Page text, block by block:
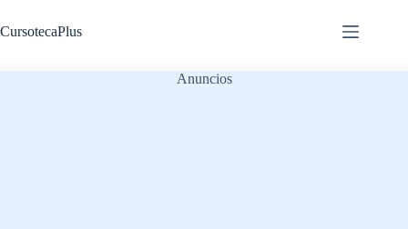
al
contenido
CursotecaPlus
Anuncios